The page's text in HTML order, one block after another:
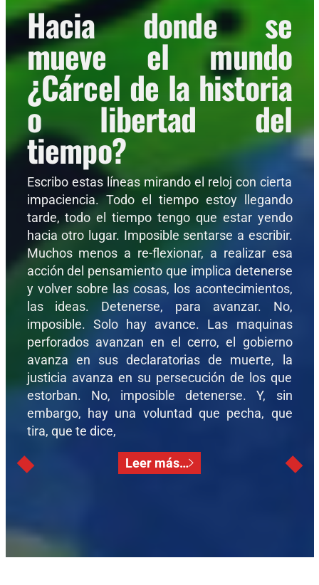
Hacia donde se
mueve el mundo
¿Cárcel de la historia
o libertad del
tiempo?
Escribo estas líneas mirando el reloj con cierta
impaciencia. Todo el tiempo estoy llegando
tarde, todo el tiempo tengo que estar yendo
hacia otro lugar. Imposible sentarse a escribir.
Muchos menos a re-flexionar, a realizar esa
acción del pensamiento que implica detenerse
y volver sobre las cosas, los acontecimientos,
las ideas. Detenerse, para avanzar. No,
imposible. Solo hay avance. Las maquinas
perforados avanzan en el cerro, el gobierno
avanza en sus declaratorias de muerte, la
justicia avanza en su persecución de los que
estorban. No, imposible detenerse. Y, sin
embargo, hay una voluntad que pecha, que
tira, que te dice,
Leer más…